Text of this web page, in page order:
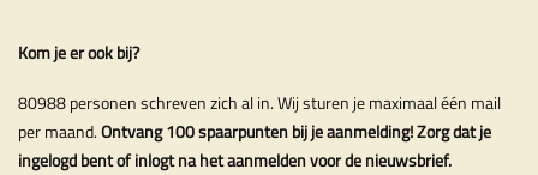
Kom je er ook bij?
80988 personen schreven zich al in. Wij sturen je maximaal één mail
per maand.Ontvang 100 spaarpunten bij je aanmelding! Zorg dat je
ingelogd bent of inlogt na het aanmelden voor de nieuwsbrief.